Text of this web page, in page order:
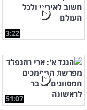
3:22
51:07